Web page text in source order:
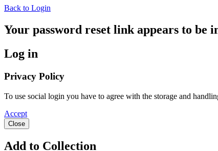
Back to Login
Your password reset link appears to be
Log in
Privacy Policy
To use social login you have to agree with the storage and
Accept
Close
Add to Collection